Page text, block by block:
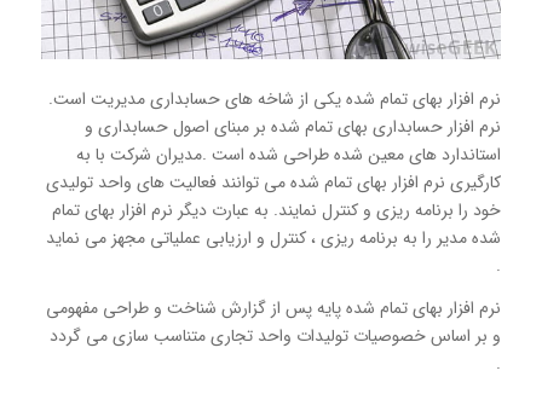
نرم افزار بهای تمام شده یکی از شاخه های حسابداری مدیریت است.
نرم افزار حسابداری بهای تمام شده بر مبنای اصول حسابداری و
استاندارد های معین شده طراحی شده است .مدیران شرکت با به
کارگیری نرم افزار بهای تمام شده می توانند فعالیت های واحد تولیدی
خود را برنامه ریزی و کنترل نمایند. به عبارت دیگر نرم افزار بهای تمام
شده مدیر را به برنامه ریزی ، کنترل و ارزیابی عملیاتی مجهز می نماید
.
نرم افزار بهای تمام شده پایه پس از گزارش شناخت و طراحی مفهومی
و بر اساس خصوصیات تولیدات واحد تجاری متناسب سازی می گردد
.